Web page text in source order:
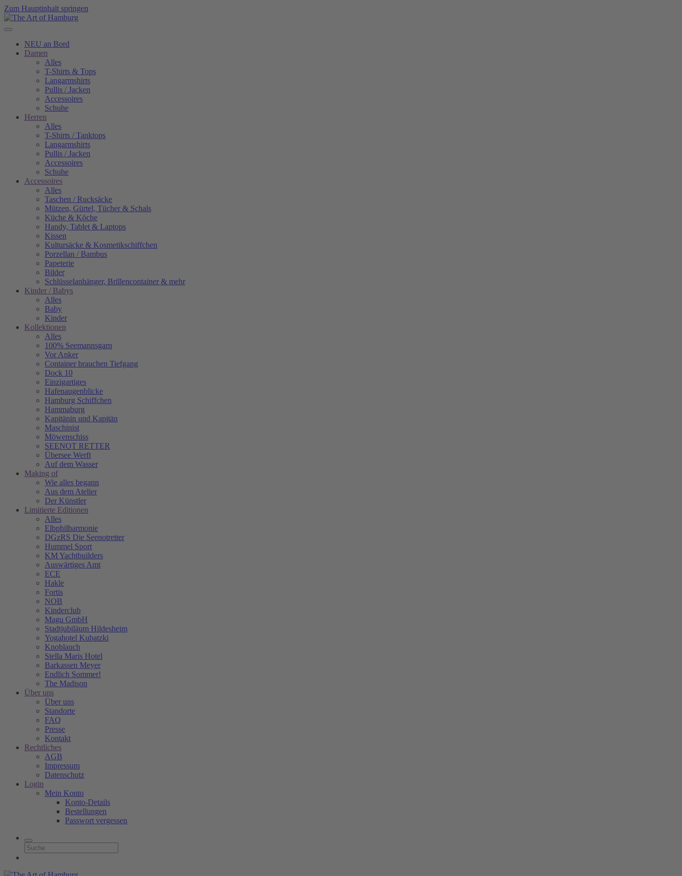
Zum Hauptinhalt springen
NEU an Bord
Damen
Alles
T-Shirts & Tops
Langarmshirts
Pullis / Jacken
Accessoires
Schuhe
Herren
Alles
T-Shirts / Tanktops
Langarmshirts
Pullis / Jacken
Accessoires
Schuhe
Accessoires
Alles
Taschen / Rucksäcke
Mützen, Gürtel, Tücher & Schals
Küche & Köche
Handy, Tablet & Laptops
Kissen
Kultursäcke & Kosmetikschiffchen
Porzellan / Bambus
Papeterie
Bilder
Schlüsselanhänger, Brillencontainer & mehr
Kinder / Babys
Alles
Baby
Kinder
Kollektionen
Alles
100% Seemannsgarn
Vor Anker
Container brauchen Tiefgang
Dock 10
Einzigartiges
Hafenaugen­blicke
Hamburg Schiffchen
Hammaburg
Kapitänin und Kapitän
Maschinist
Möwenschiss
SEENOT RETTER
Übersee Werft
Auf dem Wasser
Making of
Wie alles begann
Aus dem Atelier
Der Künstler
Limitierte Editionen
Alles
Elbphilharmonie
DGzRS Die Seenotretter
Hummel Sport
KM Yachtbuilders
Auswärtiges Amt
ECE
Hakle
Fortis
NOB
Kinderclub
Magu GmbH
Stadtjubiläum Hildesheim
Yogahotel Kubatzki
Knoblauch
Stella Maris Hotel
Barkassen Meyer
Endlich Sommer!
The Madison
Über uns
Über uns
Standorte
FAQ
Presse
Kontakt
Rechtliches
AGB
Impressum
Datenschutz
Login
Mein Konto
Konto-Details
Bestellungen
Passwort vergessen